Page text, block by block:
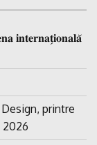
𝐢𝐧𝐭𝐞𝐫𝐧𝐚𝐭̗𝐢𝐨𝐧𝐚𝐥𝐚̆
printre
2026